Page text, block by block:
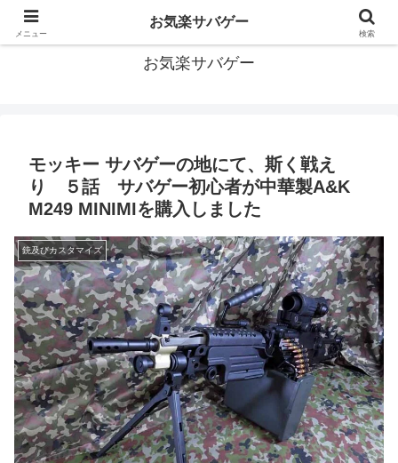
おっさんだってサバゲーがしたい！サバゲーあれこれ情報
お気楽サバゲー
モッキー サバゲーの地にて、斯く戦え
り ５話 サバゲー初心者が中華製A&K
M249 MINIMIを購入しました
銃及びカスタマイズ
メニュー
お気楽サバゲー
検索